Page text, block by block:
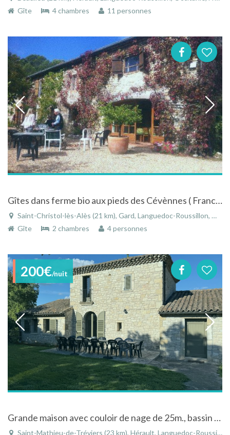
Gîte
4 chambres 11 personnes
Gîtes dans ferme bio aux pieds des Cévènnes ( France sud )
Saint-Christol-lès-Alès (21 km), Gard, Languedoc-Roussillon, Occitanie, France
Gîte
2 chambres 4 personnes
200€/nuit
Grande maison avec couloir de nage de 25m., bassin détente et spa à 20 min. de Montpellier
Saint-Mathieu-de-Tréviers (23 km), Hérault, Languedoc-Roussillon, Occitanie, France